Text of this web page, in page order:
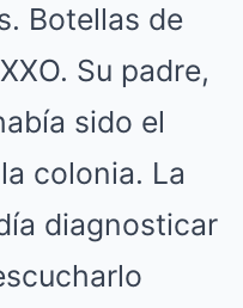
Botellas de
Su padre,
sido el
colonia. La
diagnosticar